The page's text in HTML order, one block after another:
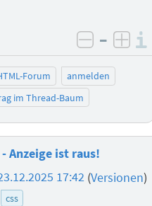
negativ
–
Forum
anmelden
im Thread-Baum
Anzeige ist raus!
17:42 (Versionen)
css